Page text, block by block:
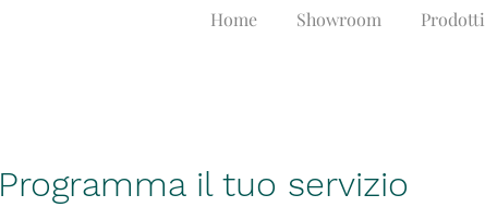
Home Showroom Prodotti
Programma il tuo servizio